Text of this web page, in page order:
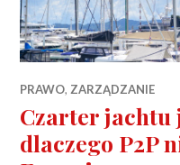
PRAWO, ZARZĄDZANIE
Czarter jachtu
dlaczego P2P